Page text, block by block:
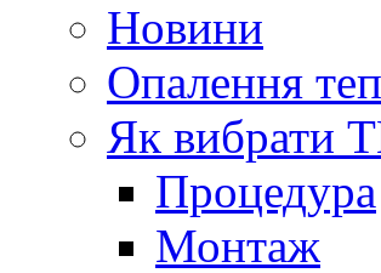
Новини
Опалення
Як вибрати
Процедура
Монтаж